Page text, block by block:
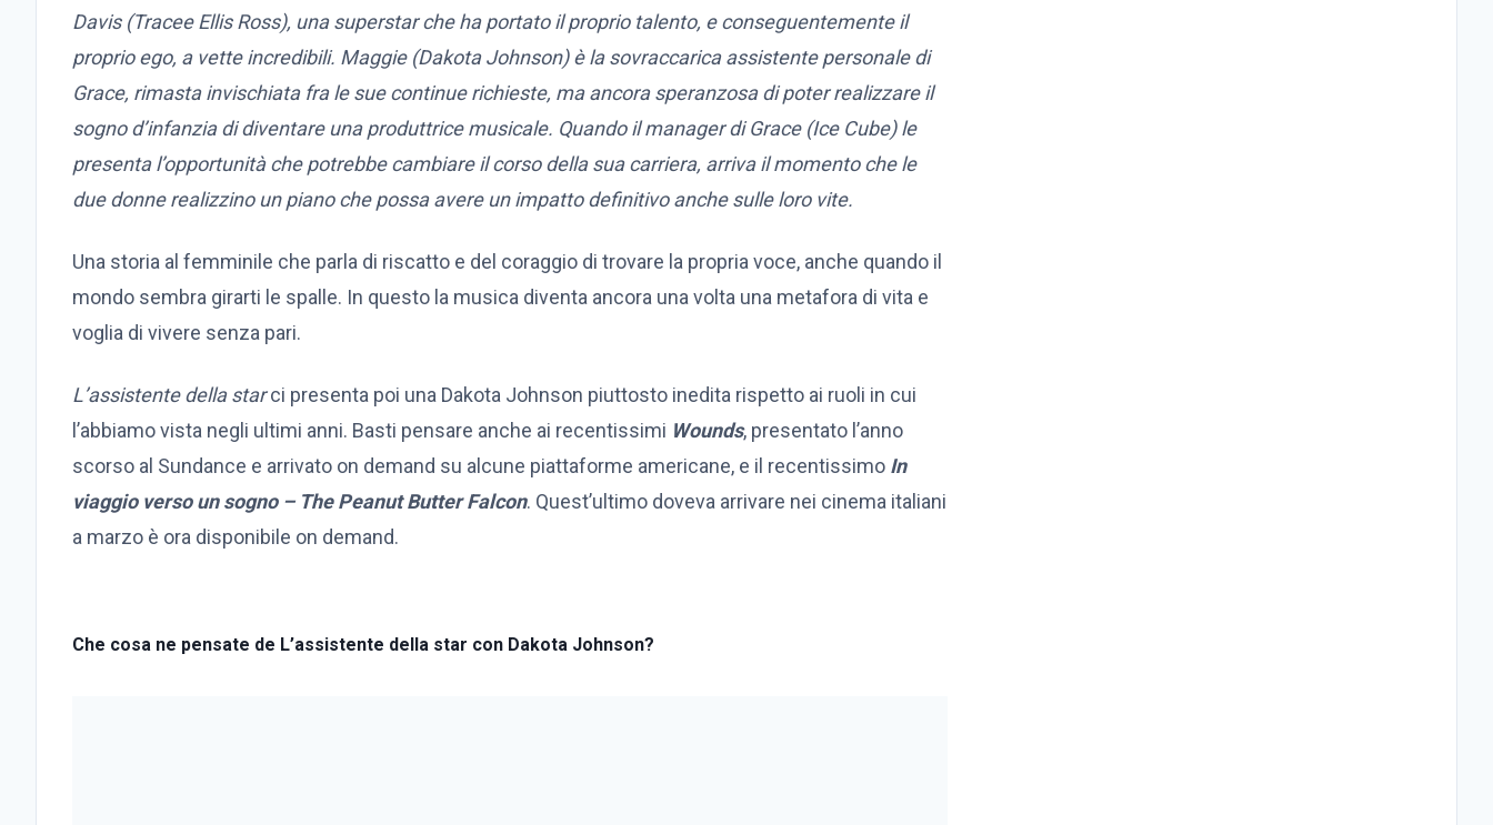
Davis (Tracee Ellis Ross), una superstar che ha portato il proprio talento, e conseguentemente il
proprio ego, a vette incredibili. Maggie (Dakota Johnson) è la sovraccarica assistente personale di
Grace, rimasta invischiata fra le sue continue richieste, ma ancora speranzosa di poter realizzare il
sogno d’infanzia di diventare una produttrice musicale. Quando il manager di Grace (Ice Cube) le
presenta l’opportunità che potrebbe cambiare il corso della sua carriera, arriva il momento che le
due donne realizzino un piano che possa avere un impatto definitivo anche sulle loro vite.
Una storia al femminile che parla di riscatto e del coraggio di trovare la propria voce, anche quando il
mondo sembra girarti le spalle. In questo la musica diventa ancora una volta una metafora di vita e
voglia di vivere senza pari.
L’assistente della starci presenta poi una Dakota Johnson piuttosto inedita rispetto ai ruoli in cui
l’abbiamo vista negli ultimi anni. Basti pensare anche ai recentissimi Wounds, presentato l’anno
scorso al Sundance e arrivato on demand su alcune piattaforme americane, e il recentissimo In
viaggio verso un sogno – The Peanut Butter Falcon. Quest’ultimo doveva arrivare nei cinema italiani
a marzo è ora disponibile on demand.
Che cosa ne pensate de L’assistente della star con Dakota Johnson?